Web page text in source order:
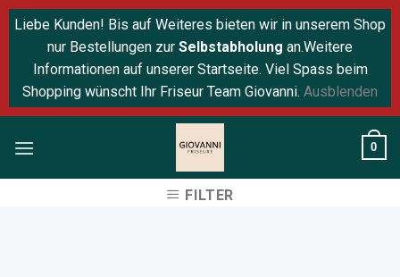
Liebe Kunden! Bis auf Weiteres bieten wir in unserem Shop
nur Bestellungen zur Selbstabholung an.Weitere
Informationen auf unserer Startseite. Viel Spass beim
Shopping wünscht Ihr Friseur Team Giovanni. Ausblenden
0
FILTER